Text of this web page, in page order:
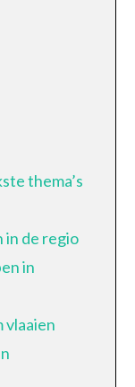
thema’s
in de regio
in
vlaaien